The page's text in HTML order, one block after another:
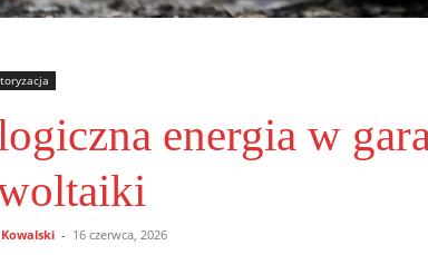
energia w
- 16 czerwca, 2026